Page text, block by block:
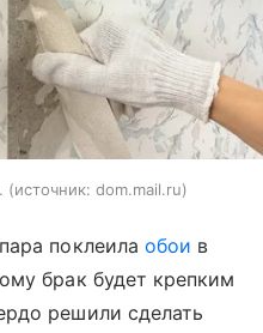
источник: dom.mail.ru
поклеила обои в
брак будет крепким
решили сделать